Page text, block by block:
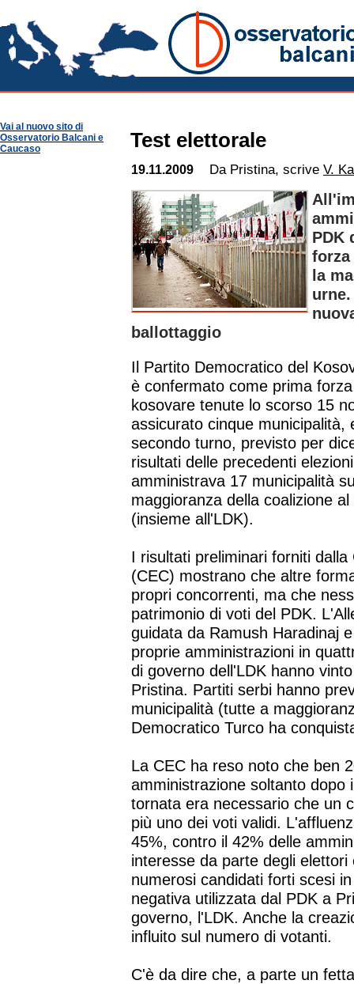
Vai al nuovo sito di
Osservatorio Balcani e
Caucaso
Test elettorale
19.11.2009 Da Pristina, scriveV.
PDK
la
ballottaggio
Il Partito Democratico del
è confermato come prima
kosovare tenute lo scorso 15
assicurato cinque
secondo turno, previsto per
risultati delle precedenti
amministrava 17 municipalità
maggioranza della coalizione
(insieme all'LDK).
I risultati preliminari forniti
(CEC) mostrano che altre
propri concorrenti, ma che
patrimonio di voti del PDK.
guidata da Ramush Haradinaj
proprie amministrazioni in
di governo dell'LDK hanno
Pristina. Partiti serbi hanno
municipalità (tutte a
Democratico Turco ha
La CEC ha reso noto che ben
amministrazione soltanto dopo
tornata era necessario che un
più uno dei voti validi.
45%, contro il 42% delle
interesse da parte degli
numerosi candidati forti scesi
negativa utilizzata dal PDK a
governo, l'LDK. Anche la
influito sul numero di votanti.
C'è da dire che, a parte un